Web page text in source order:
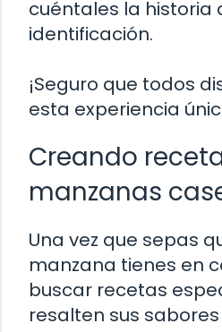
cuéntales la historia
identificación.
¡Seguro que todos
esta experiencia
Creando
manzanas
Una vez que sepas
manzana tienes en
buscar recetas
resalten sus